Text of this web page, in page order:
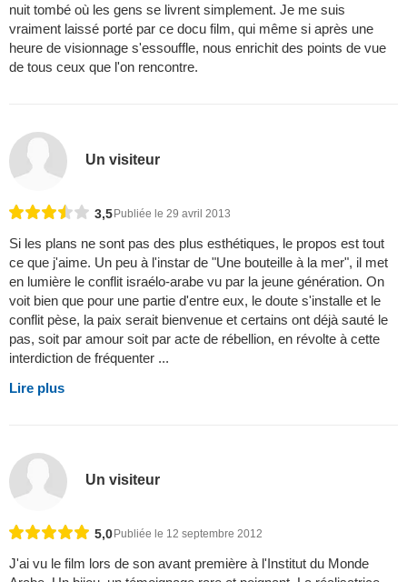
nuit tombé où les gens se livrent simplement. Je me suis
vraiment laissé porté par ce docu film, qui même si après une
heure de visionnage s'essouffle, nous enrichit des points de vue
de tous ceux que l'on rencontre.
Un visiteur
3,5Publiée le 29 avril 2013
Si les plans ne sont pas des plus esthétiques, le propos est tout
ce que j'aime. Un peu à l'instar de "Une bouteille à la mer", il met
en lumière le conflit israélo-arabe vu par la jeune génération. On
voit bien que pour une partie d'entre eux, le doute s'installe et le
conflit pèse, la paix serait bienvenue et certains ont déjà sauté le
pas, soit par amour soit par acte de rébellion, en révolte à cette
interdiction de fréquenter ...
Lire plus
Un visiteur
5,0Publiée le 12 septembre 2012
J'ai vu le film lors de son avant première à l'Institut du Monde